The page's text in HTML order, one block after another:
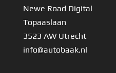
Newe Road Digital
Topaaslaan
3523 AW Utrecht
info@autobaak.nl